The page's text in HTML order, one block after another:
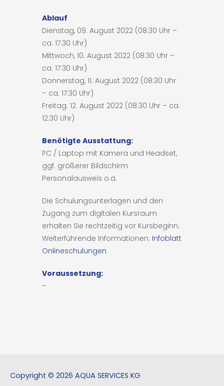
Ablauf
Dienstag, 09. August 2022 (08:30 Uhr –
ca. 17:30 Uhr)
Mittwoch, 10. August 2022 (08:30 Uhr –
ca. 17:30 Uhr)
Donnerstag, 11. August 2022 (08:30 Uhr
– ca. 17:30 Uhr)
Freitag: 12. August 2022 (08:30 Uhr – ca.
12:30 Uhr)
Benötigte Ausstattung:
PC / Laptop mit Kamera und Headset,
ggf. größerer Bildschirm
Personalausweis o.ä.
Die Schulungsunterlagen und den
Zugang zum digitalen Kursraum
erhalten Sie rechtzeitig vor Kursbeginn.
Weiterführende Informationen: Infoblatt
Onlineschulungen
Voraussetzung:
–
Copyright © 2026 AQUA SERVICES KG